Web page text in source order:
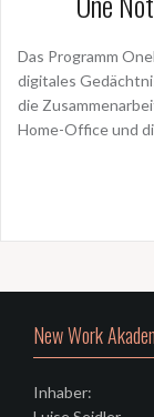
Das Programm
digitales
die
Home-Office und
New Work
Inhaber: